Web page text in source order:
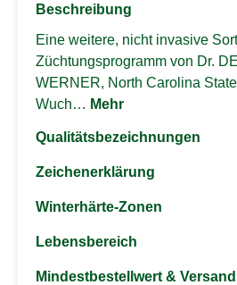
Beschreibung
Eine weitere, nicht invasive
Züchtungsprogramm von Dr.
WERNER, North Carolina
Wuch… Mehr
Qualitätsbezeichnungen
Zeichenerklärung
Winterhärte-Zonen
Lebensbereich
Mindestbestellwert &